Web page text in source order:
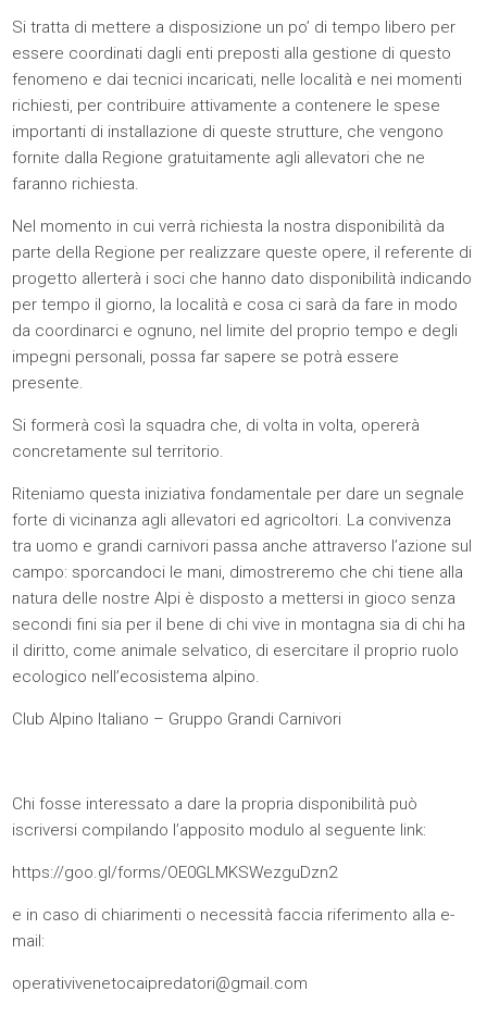
Si tratta di mettere a disposizione un po’ di tempo libero per
essere coordinati dagli enti preposti alla gestione di questo
fenomeno e dai tecnici incaricati, nelle località e nei momenti
richiesti, per contribuire attivamente a contenere le spese
importanti di installazione di queste strutture, che vengono
fornite dalla Regione gratuitamente agli allevatori che ne
faranno richiesta.
Nel momento in cui verrà richiesta la nostra disponibilità da
parte della Regione per realizzare queste opere, il referente di
progetto allerterà i soci che hanno dato disponibilità indicando
per tempo il giorno, la località e cosa ci sarà da fare in modo
da coordinarci e ognuno, nel limite del proprio tempo e degli
impegni personali, possa far sapere se potrà essere
presente.
Si formerà così la squadra che, di volta in volta, opererà
concretamente sul territorio.
Riteniamo questa iniziativa fondamentale per dare un segnale
forte di vicinanza agli allevatori ed agricoltori. La convivenza
tra uomo e grandi carnivori passa anche attraverso l’azione sul
campo: sporcandoci le mani, dimostreremo che chi tiene alla
natura delle nostre Alpi è disposto a mettersi in gioco senza
secondi fini sia per il bene di chi vive in montagna sia di chi ha
il diritto, come animale selvatico, di esercitare il proprio ruolo
ecologico nell’ecosistema alpino.
Club Alpino Italiano – Gruppo Grandi Carnivori
Chi fosse interessato a dare la propria disponibilità può
iscriversi compilando l’apposito modulo al seguente link:
https://goo.gl/forms/OE0GLMKSWezguDzn2
e in caso di chiarimenti o necessità faccia riferimento alla e-
mail:
operativivenetocaipredatori@gmail.com